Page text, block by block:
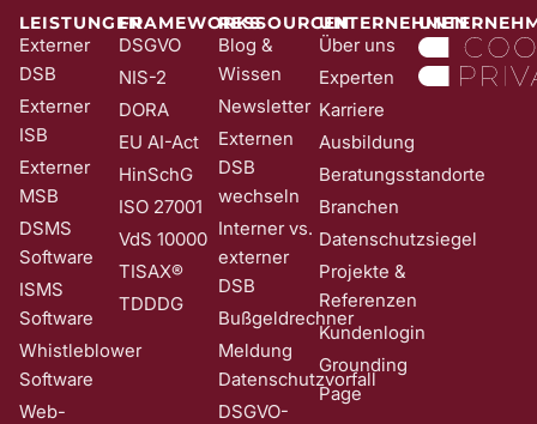
Wirkung für die Zukunft und ohne Angabe von Gründen widerrufen;
z. B. durch Klick auf den Abmeldelink am Ende jedes Newsletters.
Nähere Informationen zur Verarbeitung Ihrer Daten finden Sie in
Date​​​​nschutzerklärung .
LEISTUNGEN
Externer
DSB
Externer
ISB
Externer
MSB
DSMS
Software
ISMS
Software
Whistleblower
Software
Web-
FRAMEWORKS
DSGVO
NIS-2
DORA
EU AI-Act
HinSchG
ISO 27001
VdS 10000
TISAX®
TDDDG
RESSOURCEN
Blog &
Wissen
Newsletter
Externen
DSB
wechseln
Interner vs.
externer
DSB
Bußgeldrechner
Meldung
Datenschutzvorfall
DSGVO-
UNTERNEHMEN
Über uns
Experten
Karriere
Ausbildung
Beratungsstandorte
Branchen
Datenschutzsiegel
Projekte &
Referenzen
Kundenlogin
Grounding
Page